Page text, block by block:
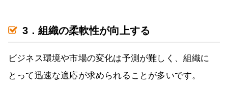
3．組織の柔軟性が向上する
ビジネス環境や市場の変化は予測が難しく、組織に
とって迅速な適応が求められることが多いです。